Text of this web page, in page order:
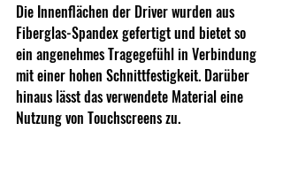
Die Innenflächen der Driver wurden aus
Fiberglas-Spandex gefertigt und bietet so
ein angenehmes Tragegefühl in Verbindung
mit einer hohen Schnittfestigkeit. Darüber
hinaus lässt das verwendete Material eine
Nutzung von Touchscreens zu.